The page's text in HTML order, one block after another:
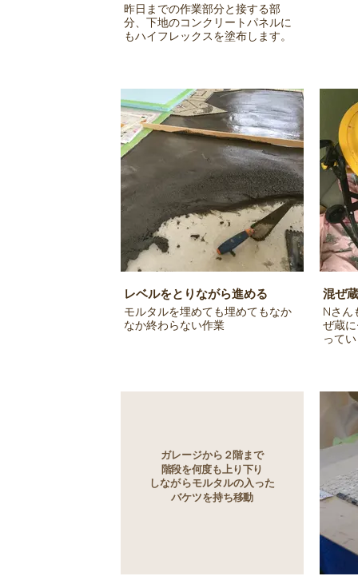
昨日までの作業部分と接する部
分、下地のコンクリートパネルに
もハイフレックスを塗布します。
レベルをとりながら進める
モルタルを埋めても埋めてもなか
なか終わらない作業
混ぜ
Nさん
ぜ蔵
って
ガレージから２階まで
階段を何度も上り下り
しながらモルタルの入った
バケツを持ち移動